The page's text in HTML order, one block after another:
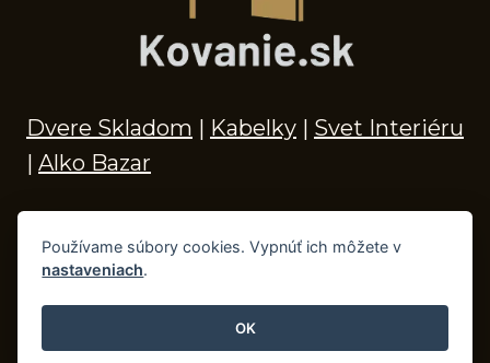
Dvere Skladom | Kabelky | Svet Interiéru
| Alko Bazar
© 2026 Kľučky na dvere, madlá, kovania,
doplnky do kúpeľne a príslušenstvo
Používame súbory cookies. Vypnúť ich môžete v
nastaveniach.
OK